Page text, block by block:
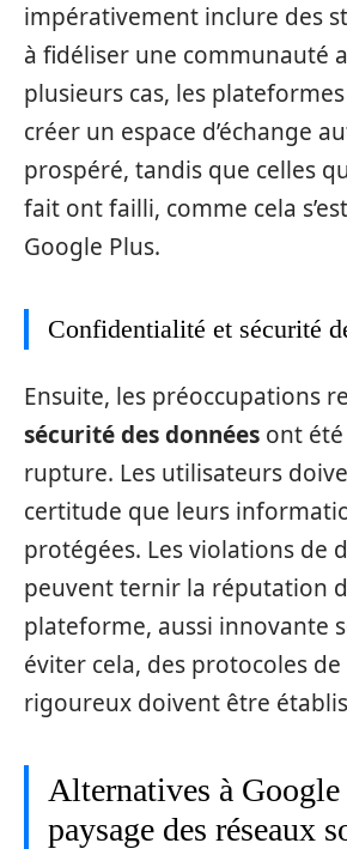
impérativement inclure des
à fidéliser une communauté
plusieurs cas, les
créer un espace d’échange
prospéré, tandis que celles
fait ont failli, comme cela
Google Plus.
Confidentialité et sécurité
Ensuite, les préoccupations
sécurité des données ont
rupture. Les utilisateurs
certitude que leurs
protégées. Les violations de
peuvent ternir la réputation
plateforme, aussi innovante
éviter cela, des protocoles
rigoureux doivent être
Alternatives à
paysage des réseaux